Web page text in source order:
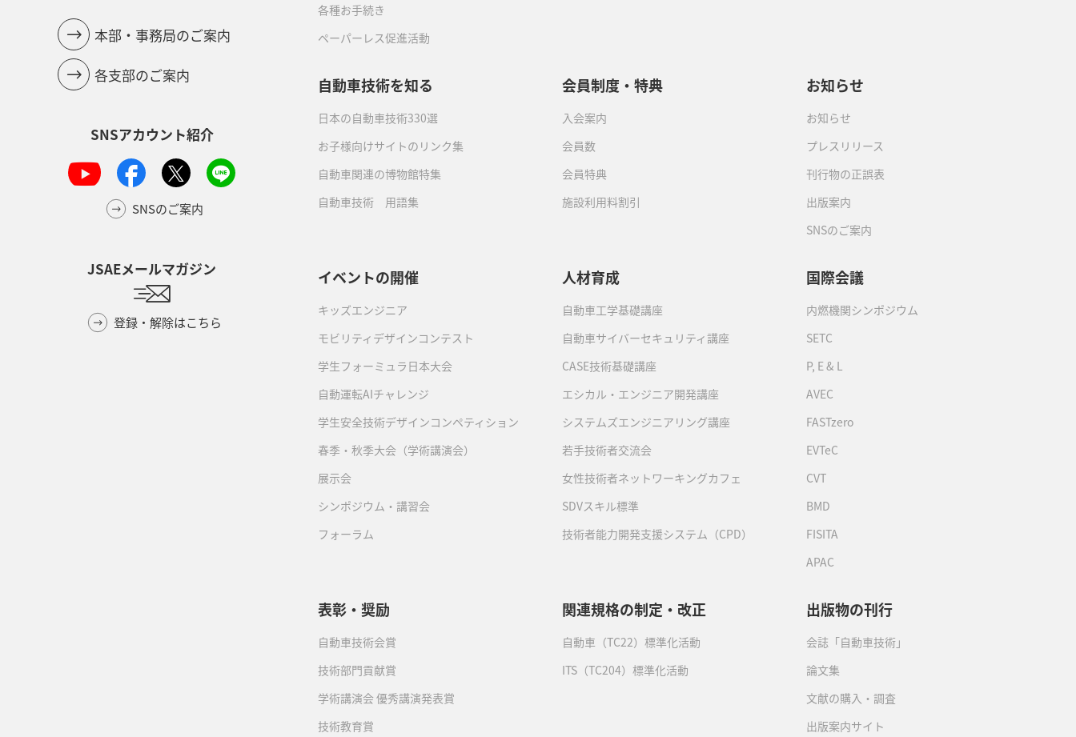
本部・事務局のご案内
各支部のご案内
SNSアカウント紹介
SNSのご案内
JSAEメールマガジン
登録・解除はこちら
各種お手続き
ペーパーレス促進活動
自動車技術を知る
日本の自動車技術330選
お子様向けサイトのリンク集
自動車関連の博物館特集
自動車技術 用語集
会員制度・特典
入会案内
会員数
会員特典
施設利用料割引
お知らせ
お知らせ
プレスリリース
刊行物の正誤表
出版案内
SNSのご案内
イベントの開催
キッズエンジニア
モビリティデザインコンテスト
学生フォーミュラ日本大会
自動運転AIチャレンジ
学生安全技術デザインコンペティション
春季・秋季大会（学術講演会）
展示会
シンポジウム・講習会
フォーラム
人材育成
自動車工学基礎講座
自動車サイバーセキュリティ講座
CASE技術基礎講座
エシカル・エンジニア開発講座
システムズエンジニアリング講座
若手技術者交流会
女性技術者ネットワーキングカフェ
SDVスキル標準
技術者能力開発支援システム（CPD）
国際会議
内燃機関シンポジウム
SETC
P, E & L
AVEC
FASTzero
EVTeC
CVT
BMD
FISITA
APAC
表彰・奨励
自動車技術会賞
技術部門貢献賞
学術講演会 優秀講演発表賞
技術教育賞
関連規格の制定・改正
自動車（TC22）標準化活動
ITS（TC204）標準化活動
出版物の刊行
会誌「自動車技術」
論文集
文献の購入・調査
出版案内サイト